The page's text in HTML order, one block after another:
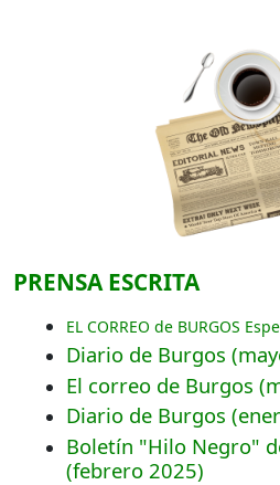
PRENSA ESCRITA
EL CORREO de BURGOS
Diario de Burgos
El correo de Burgos
Diario de Burgos
Boletín "Hilo Negro"
(febrero 2025)